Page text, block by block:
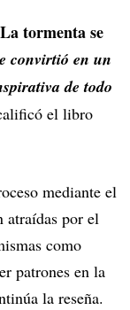
La tormenta se
convirtió en un
de todo
el libro
mediante el
atraídas por el
como
patrones en la
la reseña.